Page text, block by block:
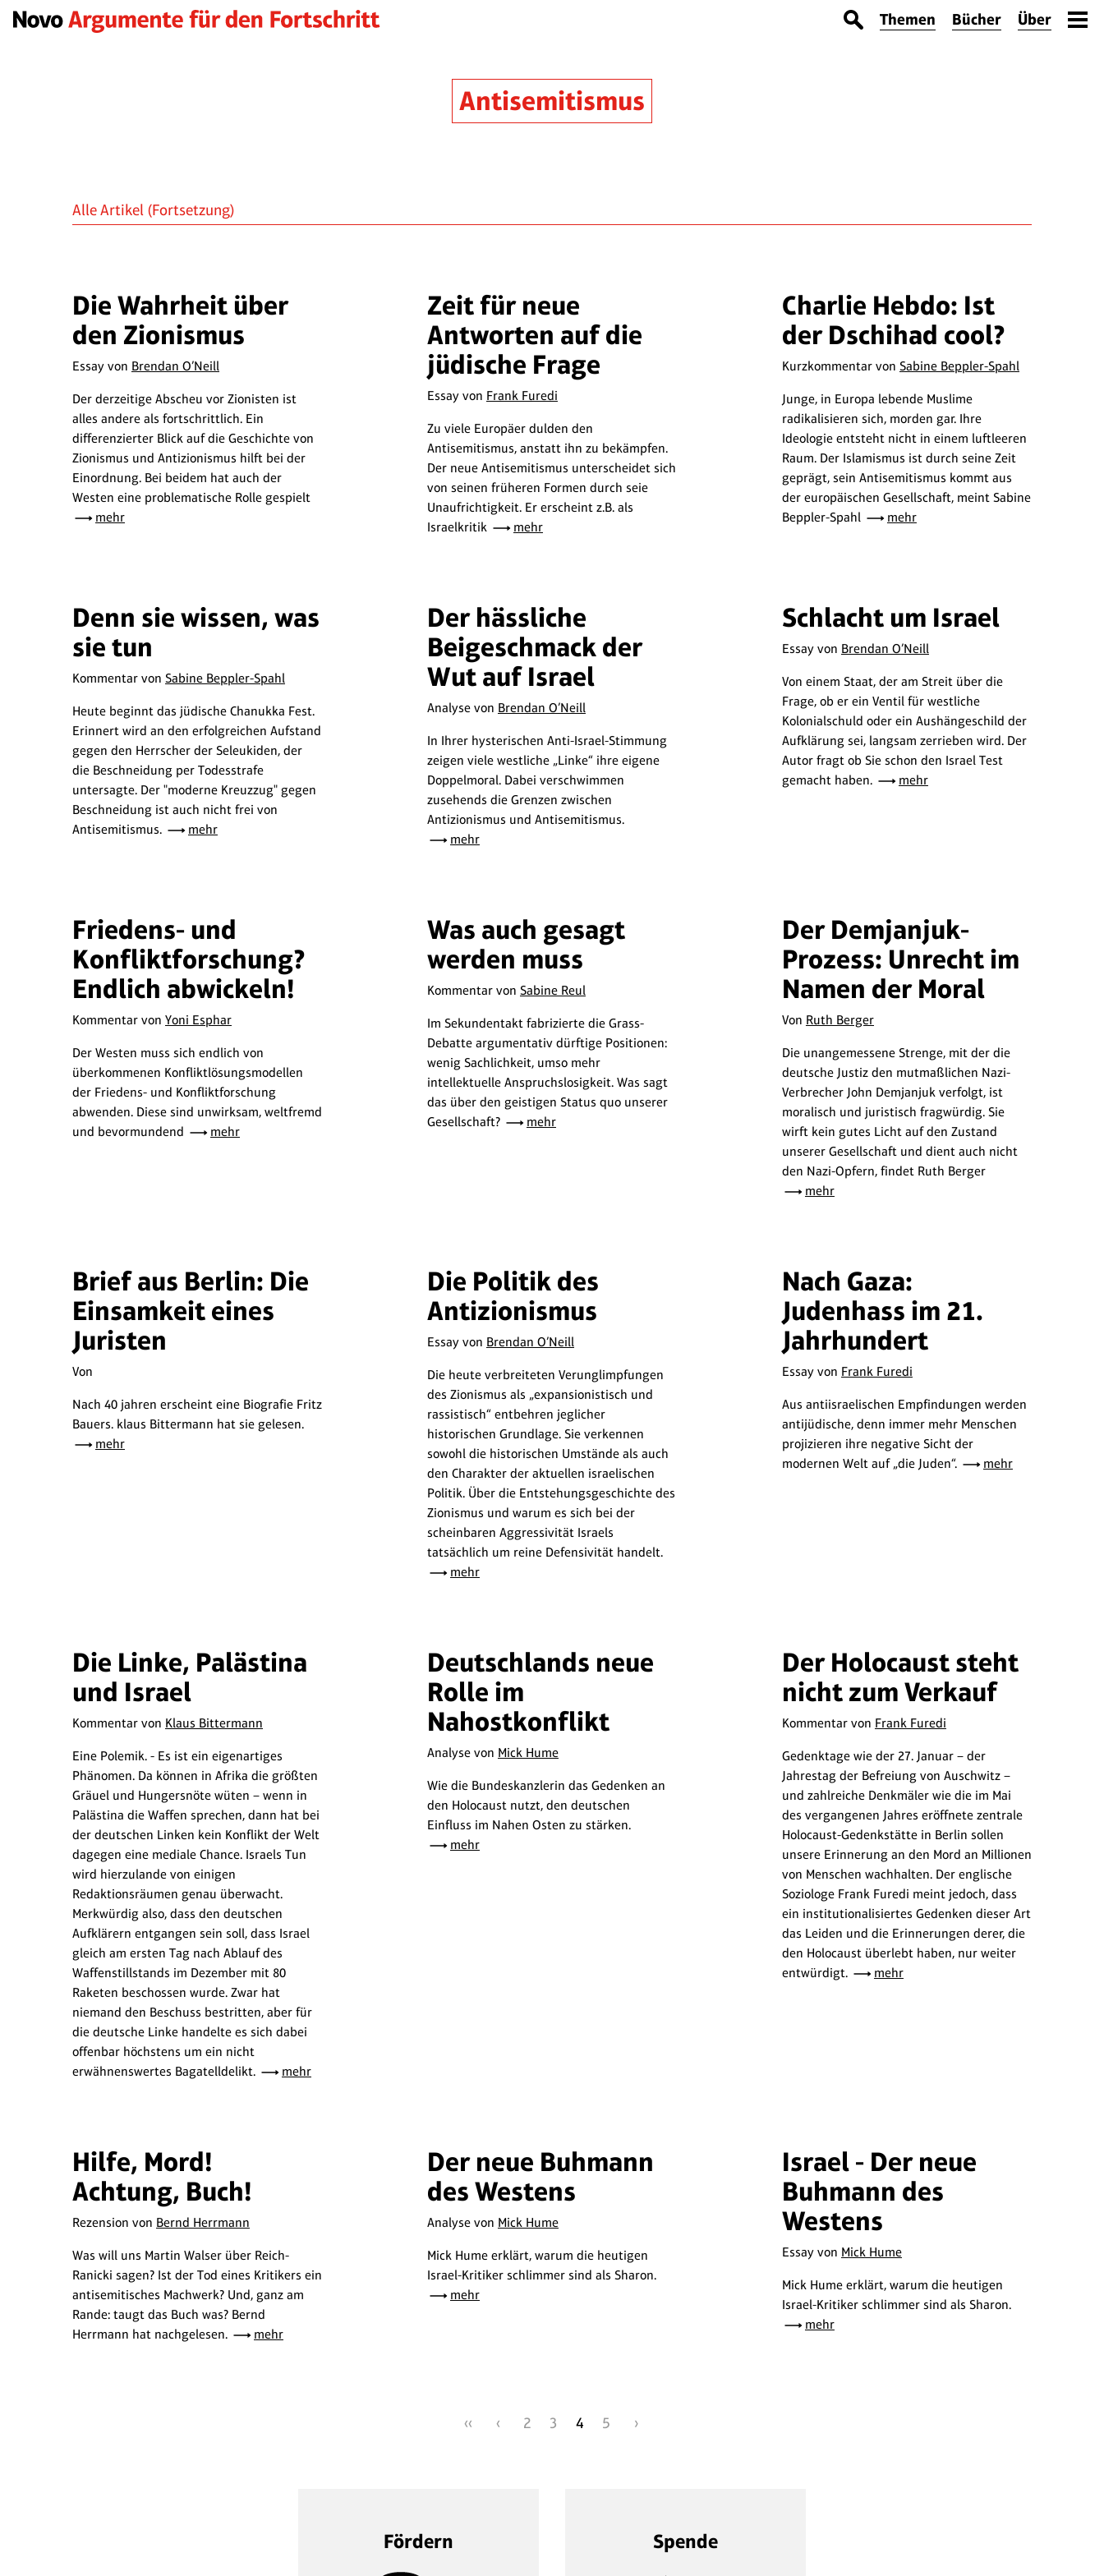
Themen Bücher Über
Antisemitismus
Alle Artikel (Fortsetzung)
Die Wahrheit über
den Zionismus
Essay von Brendan O’Neill
Der derzeitige Abscheu vor Zionisten ist
alles andere als fortschrittlich. Ein
differenzierter Blick auf die Geschichte von
Zionismus und Antizionismus hilft bei der
Einordnung. Bei beidem hat auch der
Westen eine problematische Rolle gespielt
mehr
Zeit für neue
Antworten auf die
jüdische Frage
Essay von Frank Furedi
Zu viele Europäer dulden den
Antisemitismus, anstatt ihn zu bekämpfen.
Der neue Antisemitismus unterscheidet sich
von seinen früheren Formen durch seie
Unaufrichtigkeit. Er erscheint z.B. als
Israelkritik
mehr
Charlie Hebdo: Ist
der Dschihad cool?
Kurzkommentar von Sabine Beppler-Spahl
Junge, in Europa lebende Muslime
radikalisieren sich, morden gar. Ihre
Ideologie entsteht nicht in einem luftleeren
Raum. Der Islamismus ist durch seine Zeit
geprägt, sein Antisemitismus kommt aus
der europäischen Gesellschaft, meint Sabine
Beppler-Spahl
mehr
Denn sie wissen, was
sie tun
Kommentar von Sabine Beppler-Spahl
Heute beginnt das jüdische Chanukka Fest.
Erinnert wird an den erfolgreichen Aufstand
gegen den Herrscher der Seleukiden, der
die Beschneidung per Todesstrafe
untersagte. Der "moderne Kreuzzug" gegen
Beschneidung ist auch nicht frei von
Antisemitismus.
mehr
Der hässliche
Beigeschmack der
Wut auf Israel
Analyse von Brendan O’Neill
In Ihrer hysterischen Anti-Israel-Stimmung
zeigen viele westliche „Linke“ ihre eigene
Doppelmoral. Dabei verschwimmen
zusehends die Grenzen zwischen
Antizionismus und Antisemitismus.
mehr
Schlacht um Israel
Essay von Brendan O’Neill
Von einem Staat, der am Streit über die
Frage, ob er ein Ventil für westliche
Kolonialschuld oder ein Aushängeschild der
Aufklärung sei, langsam zerrieben wird. Der
Autor fragt ob Sie schon den Israel Test
gemacht haben.
mehr
Friedens- und
Konfliktforschung?
Endlich abwickeln!
Kommentar von Yoni Esphar
Der Westen muss sich endlich von
überkommenen Konfliktlösungsmodellen
der Friedens- und Konfliktforschung
abwenden. Diese sind unwirksam, weltfremd
und bevormundend
mehr
Was auch gesagt
werden muss
Kommentar von Sabine Reul
Im Sekundentakt fabrizierte die Grass-
Debatte argumentativ dürftige Positionen:
wenig Sachlichkeit, umso mehr
intellektuelle Anspruchslosigkeit. Was sagt
das über den geistigen Status quo unserer
Gesellschaft?
mehr
Der Demjanjuk-
Prozess: Unrecht im
Namen der Moral
Von Ruth Berger
Die unangemessene Strenge, mit der die
deutsche Justiz den mutmaßlichen Nazi-
Verbrecher John Demjanjuk verfolgt, ist
moralisch und juristisch fragwürdig. Sie
wirft kein gutes Licht auf den Zustand
unserer Gesellschaft und dient auch nicht
den Nazi-Opfern, findet Ruth Berger
mehr
Brief aus Berlin: Die
Einsamkeit eines
Juristen
Von
Nach 40 jahren erscheint eine Biografie Fritz
Bauers. klaus Bittermann hat sie gelesen.
mehr
Die Politik des
Antizionismus
Essay von Brendan O’Neill
Die heute verbreiteten Verunglimpfungen
des Zionismus als „expansionistisch und
rassistisch“ entbehren jeglicher
historischen Grundlage. Sie verkennen
sowohl die historischen Umstände als auch
den Charakter der aktuellen israelischen
Politik. Über die Entstehungsgeschichte des
Zionismus und warum es sich bei der
scheinbaren Aggressivität Israels
tatsächlich um reine Defensivität handelt.
mehr
Nach Gaza:
Judenhass im 21.
Jahrhundert
Essay von Frank Furedi
Aus antiisraelischen Empfindungen werden
antijüdische, denn immer mehr Menschen
projizieren ihre negative Sicht der
modernen Welt auf „die Juden“.
mehr
Die Linke, Palästina
und Israel
Kommentar von Klaus Bittermann
Eine Polemik. - Es ist ein eigenartiges
Phänomen. Da können in Afrika die größten
Gräuel und Hungersnöte wüten – wenn in
Palästina die Waffen sprechen, dann hat bei
der deutschen Linken kein Konflikt der Welt
dagegen eine mediale Chance. Israels Tun
wird hierzulande von einigen
Redaktionsräumen genau überwacht.
Merkwürdig also, dass den deutschen
Aufklärern entgangen sein soll, dass Israel
gleich am ersten Tag nach Ablauf des
Waffenstillstands im Dezember mit 80
Raketen beschossen wurde. Zwar hat
niemand den Beschuss bestritten, aber für
die deutsche Linke handelte es sich dabei
offenbar höchstens um ein nicht
erwähnenswertes Bagatelldelikt.
mehr
Deutschlands neue
Rolle im
Nahostkonflikt
Analyse von Mick Hume
Wie die Bundeskanzlerin das Gedenken an
den Holocaust nutzt, den deutschen
Einfluss im Nahen Osten zu stärken.
mehr
Der Holocaust steht
nicht zum Verkauf
Kommentar von Frank Furedi
Gedenktage wie der 27. Januar – der
Jahrestag der Befreiung von Auschwitz –
und zahlreiche Denkmäler wie die im Mai
des vergangenen Jahres eröffnete zentrale
Holocaust-Gedenkstätte in Berlin sollen
unsere Erinnerung an den Mord an Millionen
von Menschen wachhalten. Der englische
Soziologe Frank Furedi meint jedoch, dass
ein institutionalisiertes Gedenken dieser Art
das Leiden und die Erinnerungen derer, die
den Holocaust überlebt haben, nur weiter
entwürdigt.
mehr
Hilfe, Mord!
Achtung, Buch!
Rezension von Bernd Herrmann
Was will uns Martin Walser über Reich-
Ranicki sagen? Ist der Tod eines Kritikers ein
antisemitisches Machwerk? Und, ganz am
Rande: taugt das Buch was? Bernd
Herrmann hat nachgelesen.
mehr
Der neue Buhmann
des Westens
Analyse von Mick Hume
Mick Hume erklärt, warum die heutigen
Israel-Kritiker schlimmer sind als Sharon.
mehr
Israel - Der neue
Buhmann des
Westens
Essay von Mick Hume
Mick Hume erklärt, warum die heutigen
Israel-Kritiker schlimmer sind als Sharon.
mehr
‹‹ ‹ 2 3 4 5 ›
Fördern Spende